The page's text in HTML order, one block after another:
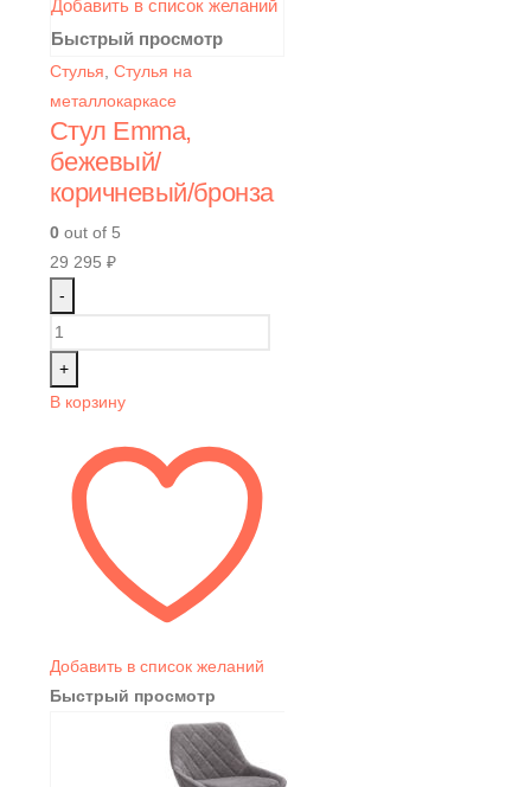
Добавить в список желаний
Быстрый просмотр
Стулья Стулья на
металлокаркасе
Стул Emma,
бежевый/
коричневый/бронза
0 out of 5
29 295 ₽
-
+
В корзину
Добавить в список желаний
Быстрый просмотр